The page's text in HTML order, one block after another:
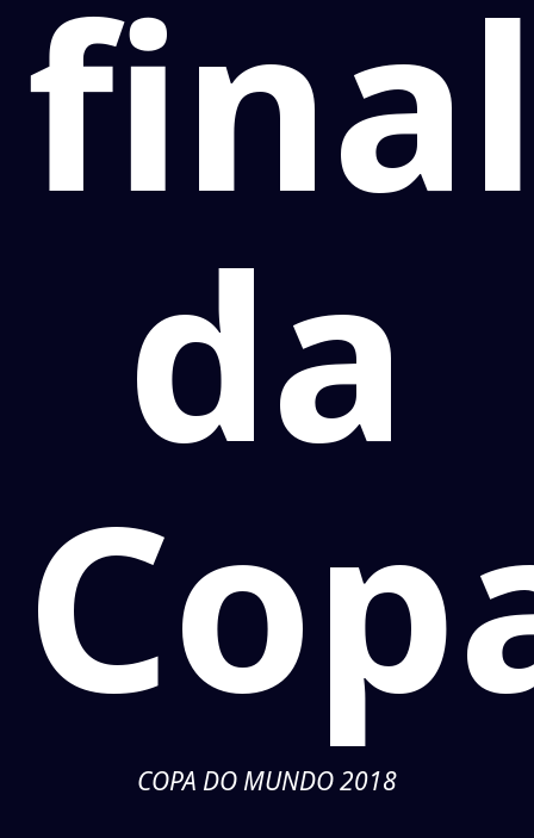
da
COPA DO MUNDO 2018